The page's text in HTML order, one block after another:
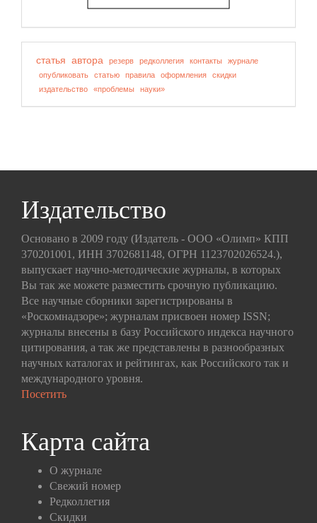
статья автора резерв редколлегия контакты
журнале
опубликовать
статью правила оформления
скидки
издательство
«проблемы науки»
Издательство
Основано в 2009 году (Издатель - ООО «Олимп» КПП
370201001, ИНН 3702681148, ОГРН 1123702026524.),
выпускает научно-методические журналы, в которых
Вы так же можете разместить срочную публикацию.
Все научные сборники зарегистрированы в
«Роскомнадзоре»; журналам присвоен номер ISSN;
журналы внесены в базу Российского индекса научного
цитирования, а так же представлены в разнообразных
научных каталогах и рейтингах, как Российского так и
международного уровня.
Посетить
Карта сайта
О журнале
Свежий номер
Редколлегия
Скидки